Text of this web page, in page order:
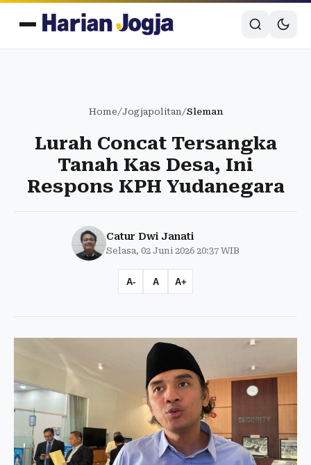
Home/Jogjapolitan/Sleman
Lurah Concat Tersangka
Tanah Kas Desa, Ini
Respons KPH Yudanegara
Catur Dwi Janati
Selasa, 02 Juni 2026 20:37 WIB
A- A A+